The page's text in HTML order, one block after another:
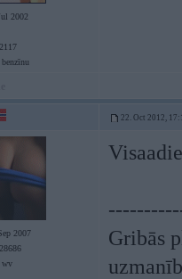
2002
2117
benzīnu
22. Oct 2012,
2007
28686
wv
Gribās